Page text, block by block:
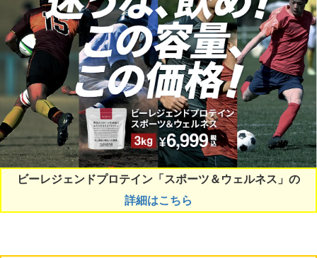
ビーレジェンドプロテイン「スポーツ＆ウェルネス」の
詳細はこちら